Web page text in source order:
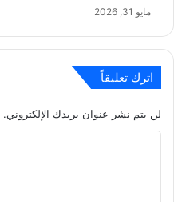
مايو 31, 2026
اترك تعليقاً
لن يتم نشر عنوان بريدك الإلكتروني.